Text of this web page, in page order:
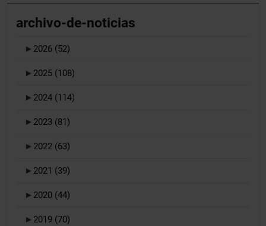
archivo-de-noticias
► 2026 (52)
► 2025 (108)
► 2024 (114)
► 2023 (81)
► 2022 (63)
► 2021 (39)
► 2020 (44)
► 2019 (70)